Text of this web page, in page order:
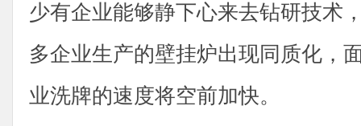
少有企业能够静下心来去钻研技术
多企业生产的壁挂炉出现同质化，
业洗牌的速度将空前加快。